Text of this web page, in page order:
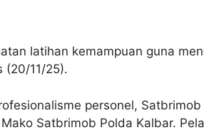
latihan kemampuan guna
(20/11/25).
personel,
Satbrimob Polda Kalbar.